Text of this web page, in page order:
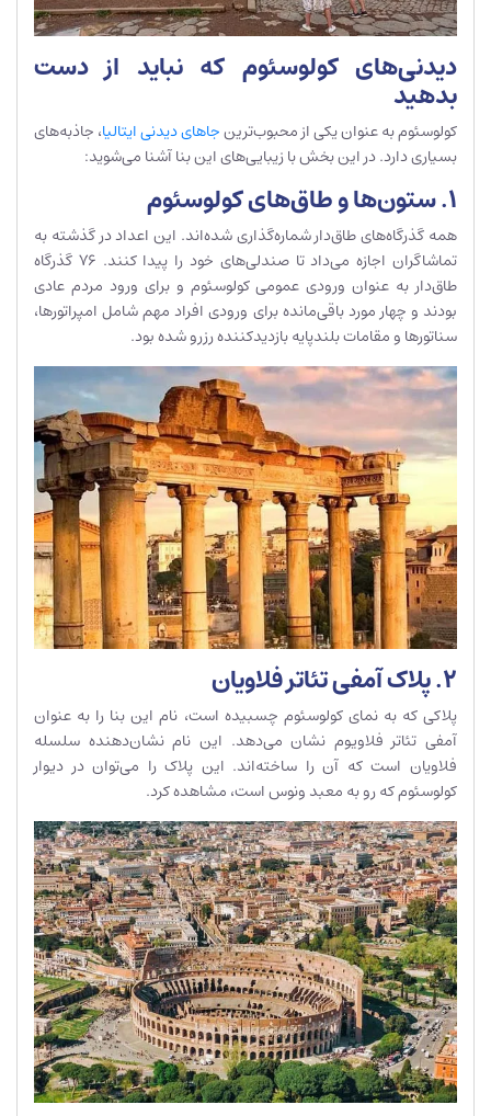
دیدنی‌های کولوسئوم که نباید از دست
بدهید
کولوسئوم به عنوان یکی از محبوب‌ترینجاهای دیدنی ایتالیا، جاذبه‌های
بسیاری دارد. در این بخش با زیبایی‌های این بنا آشنا می‌شوید:
1. ستون‌ها و طاق‌های کولوسئوم
همه گذرگاه‌های طاق‌دار شماره‌گذاری شده‌اند. این اعداد در گذشته به
تماشاگران اجازه می‌داد تا صندلی‌های خود را پیدا کنند. 76 گذرگاه‌
طاق‌دار به عنوان ورودی عمومی کولوسئوم و برای ورود مردم عادی
بودند و چهار مورد باقی‌مانده برای ورودی افراد مهم شامل امپراتورها،
سناتورها و مقامات بلندپایه بازدیدکننده رزرو شده بود.
2. پلاک آمفی تئاتر فلاویان
پلاکی که به نمای کولوسئوم چسبیده است، نام این بنا را به عنوان
آمفی تئاتر فلاویوم نشان می‌دهد. این نام نشان‌دهنده سلسله
فلاویان است که آن را ساخته‌اند. این پلاک را می‌توان در دیوار
کولوسئوم که رو به معبد ونوس است، مشاهده کرد.